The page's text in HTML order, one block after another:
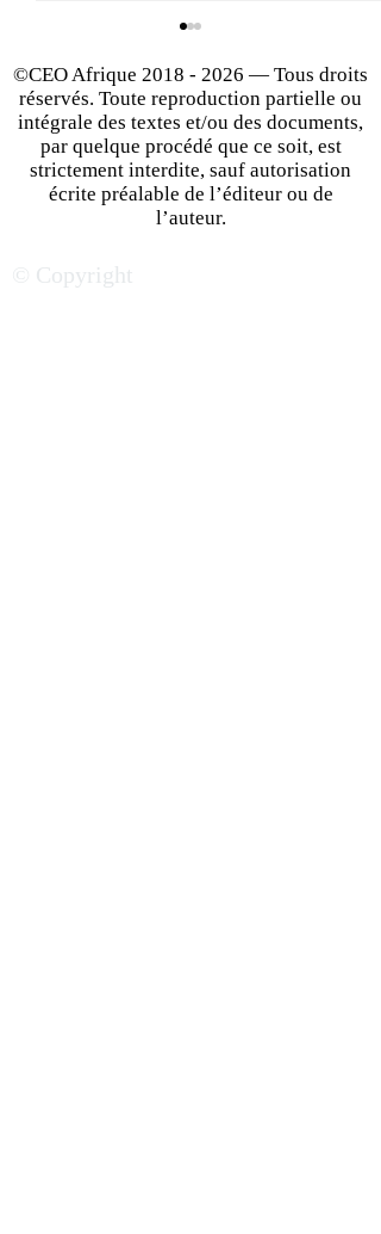
Silicon Savannah : un
technologiques qui
©CEO Afrique 2018 - 2026 — Tous droits
réservés. Toute reproduction partielle ou
intégrale des textes et/ou des documents,
par quelque procédé que ce soit, est
strictement interdite, sauf autorisation
écrite préalable de l’éditeur ou de
l’auteur.
© Copyright